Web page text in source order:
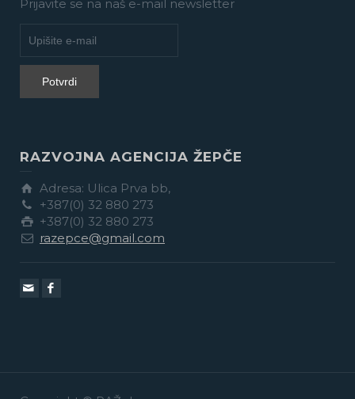
Prijavite se na naš e-mail newsletter
RAZVOJNA AGENCIJA ŽEPČE
Adresa: Ulica Prva bb,
+387(0) 32 880 273
+387(0) 32 880 273
razepce@gmail.com